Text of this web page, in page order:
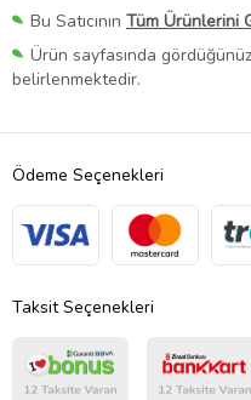
Bu Satıcının Tüm Ürünlerini
Ürün sayfasında
belirlenmektedir.
Ödeme Seçenekleri
Taksit Seçenekleri